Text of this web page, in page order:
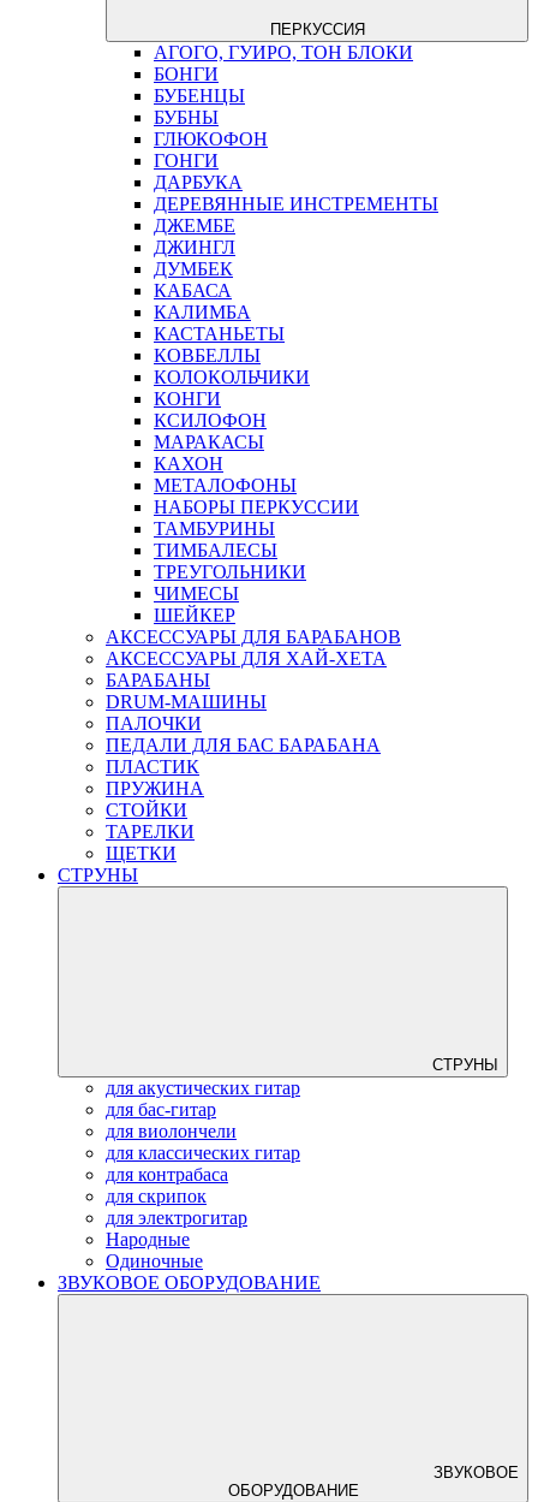
ПЕРКУССИЯ
АГОГО, ГУИРО, ТОН БЛОКИ
БОНГИ
БУБЕНЦЫ
БУБНЫ
ГЛЮКОФОН
ГОНГИ
ДАРБУКА
ДЕРЕВЯННЫЕ ИНСТРЕМЕНТЫ
ДЖЕМБЕ
ДЖИНГЛ
ДУМБЕК
КАБАСА
КАЛИМБА
КАСТАНЬЕТЫ
КОВБЕЛЛЫ
КОЛОКОЛЬЧИКИ
КОНГИ
КСИЛОФОН
МАРАКАСЫ
КАХОН
МЕТАЛОФОНЫ
НАБОРЫ ПЕРКУССИИ
ТАМБУРИНЫ
ТИМБАЛЕСЫ
ТРЕУГОЛЬНИКИ
ЧИМЕСЫ
ШЕЙКЕР
АКСЕССУАРЫ ДЛЯ БАРАБАНОВ
АКСЕССУАРЫ ДЛЯ ХАЙ-ХЕТА
БАРАБАНЫ
DRUM-МАШИНЫ
ПАЛОЧКИ
ПЕДАЛИ ДЛЯ БАС БАРАБАНА
ПЛАСТИК
ПРУЖИНА
СТОЙКИ
ТАРЕЛКИ
ЩЕТКИ
СТРУНЫ
СТРУНЫ
для акустических гитар
для бас-гитар
для виолончели
для классических гитар
для контрабаса
для скрипок
для электрогитар
Народные
Одиночные
ЗВУКОВОЕ ОБОРУДОВАНИЕ
ЗВУКОВОЕ
ОБОРУДОВАНИЕ